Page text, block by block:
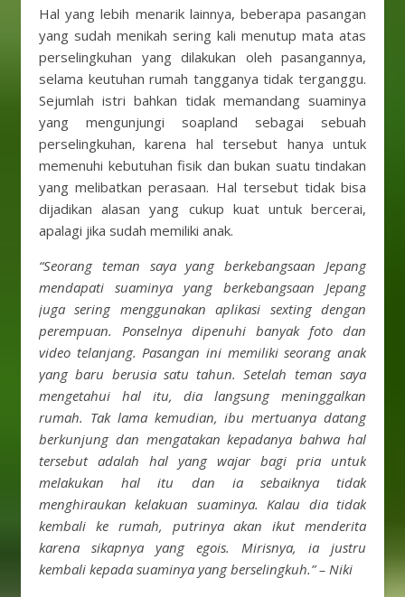
Hal yang lebih menarik lainnya, beberapa pasangan
yang sudah menikah sering kali menutup mata atas
perselingkuhan yang dilakukan oleh pasangannya,
selama keutuhan rumah tangganya tidak terganggu.
Sejumlah istri bahkan tidak memandang suaminya
yang mengunjungi soapland sebagai sebuah
perselingkuhan, karena hal tersebut hanya untuk
memenuhi kebutuhan fisik dan bukan suatu tindakan
yang melibatkan perasaan. Hal tersebut tidak bisa
dijadikan alasan yang cukup kuat untuk bercerai,
apalagi jika sudah memiliki anak.
“Seorang teman saya yang berkebangsaan Jepang
mendapati suaminya yang berkebangsaan Jepang
juga sering menggunakan aplikasi sexting dengan
perempuan. Ponselnya dipenuhi banyak foto dan
video telanjang. Pasangan ini memiliki seorang anak
yang baru berusia satu tahun. Setelah teman saya
mengetahui hal itu, dia langsung meninggalkan
rumah. Tak lama kemudian, ibu mertuanya datang
berkunjung dan mengatakan kepadanya bahwa hal
tersebut adalah hal yang wajar bagi pria untuk
melakukan hal itu dan ia sebaiknya tidak
menghiraukan kelakuan suaminya. Kalau dia tidak
kembali ke rumah, putrinya akan ikut menderita
karena sikapnya yang egois. Mirisnya, ia justru
kembali kepada suaminya yang berselingkuh.” – Niki